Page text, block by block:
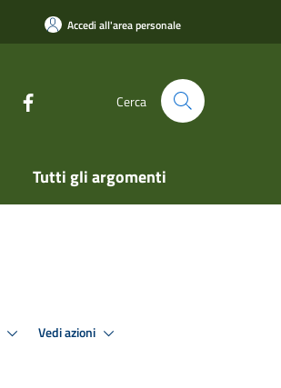
Accedi all'area personale
Cerca
Tutti gli argomenti
Vedi azioni